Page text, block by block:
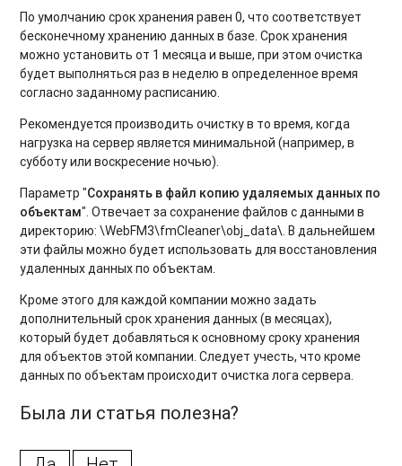
Последние операции по счетам
Логи
Отчёты подсистемы администрирования
Изменение ретрансляции
Добавление объектов в существующую ретрансляцию
Изменение даты начала передачи данных существующей
ретрансляции
Удаление ретрансляции
Модуль ретрансляций. Неисправности, снятие лога
Объекты
Автоматическая блокировка объектов за неуплату
По умолчанию срок хранения равен 0, что соответствует
бесконечному хранению данных в базе. Срок хранения
можно установить от 1 месяца и выше, при этом очистка
будет выполняться раз в неделю в определенное время
согласно заданному расписанию.
Рекомендуется производить очистку в то время, когда
нагрузка на сервер является минимальной (например, в
субботу или воскресение ночью).
Параметр "Сохранять в файл копию удаляемых данных по
объектам". Отвечает за сохранение файлов с данными в
директорию: \WebFM3\fmCleaner\obj_data\. В дальнейшем
эти файлы можно будет использовать для восстановления
удаленных данных по объектам.
Кроме этого для каждой компании можно задать
дополнительный срок хранения данных (в месяцах),
который будет добавляться к основному сроку хранения
для объектов этой компании. Следует учесть, что кроме
данных по объектам происходит очистка лога сервера.
Была ли статья полезна?